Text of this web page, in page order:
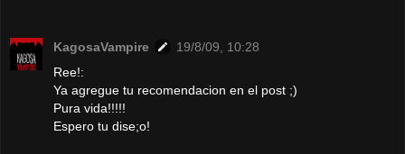
KagosaVampire
19/8/09, 10:28
Ree!:
Ya agregue tu recomendacion en el post ;)
Pura vida!!!!!
Espero tu dise;o!